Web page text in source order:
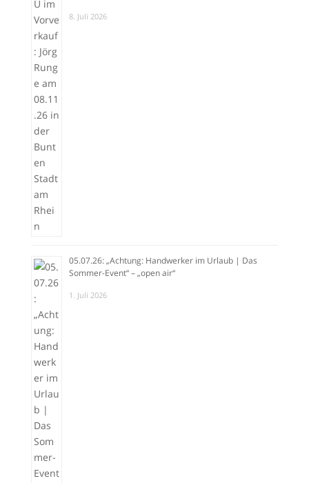
8. Juli 2026
05.07.26: „Achtung: Handwerker im Urlaub | Das
Sommer-Event“ – „open air“
1. Juli 2026